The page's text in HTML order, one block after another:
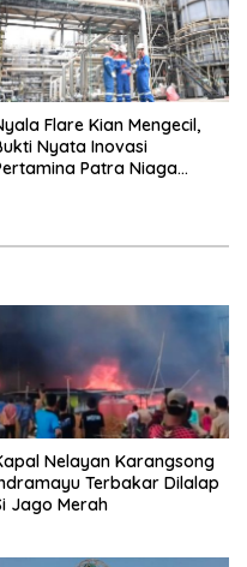
Flare Kian Mengecil,
Nyata Inovasi
Patra Niaga
Nelayan Karangsong
Terbakar Dilalap
Jago Merah